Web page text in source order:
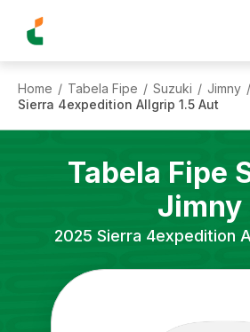
Home / Tabela Fipe / Suzuki / Jimny /
Sierra 4expedition Allgrip 1.5 Aut
Tabela Fipe
Jimny
2025 Sierra 4expedition